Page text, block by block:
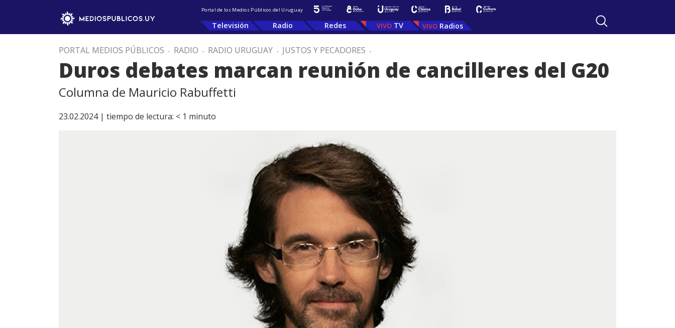
Portal de los Medios Públicos del Uruguay
Televisión Radio Redes TV Radios
PORTAL MEDIOS PÚBLICOS . RADIO . RADIO URUGUAY . JUSTOS Y PECADORES .
Duros debates marcan reunión de cancilleres del G20
Columna de Mauricio Rabuffetti
23.02.2024 | tiempo de lectura: < 1 minuto